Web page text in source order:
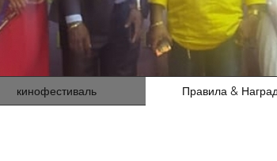
кинофестиваль Правила &